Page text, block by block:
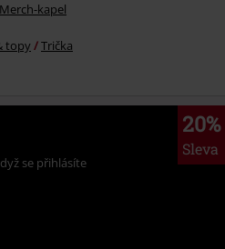
Merch-kapel
topy Trička
20%
Sleva
se přihlásíte